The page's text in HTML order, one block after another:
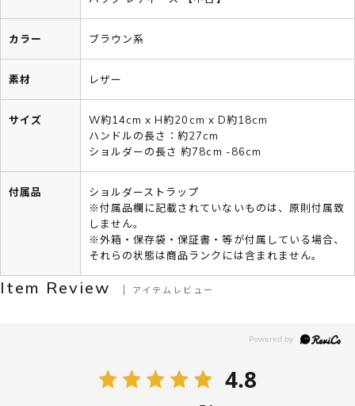
カラー ブラウン系
素材 レザー
サイズ
W約14cm x H約20cm x D約18cm
ハンドルの長さ：約27cm
ショルダーの長さ 約78cm -86cm
付属品
ショルダーストラップ
※付属品欄に記載されていないものは、原則付属致
しません。
※外箱・保存袋・保証書・等が付属している場合、
それらの状態は商品ランクには含まれません。
Item Review アイテムレビュー
4.8